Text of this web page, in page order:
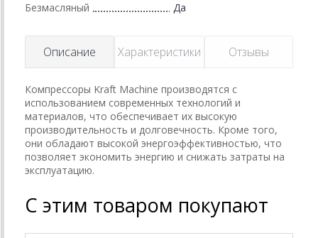
Безмасляный Да
Описание Характеристики Отзывы
Компрессоры Kraft Machine производятся с
использованием современных технологий и
материалов, что обеспечивает их высокую
производительность и долговечность. Кроме того,
они обладают высокой энергоэффективностью, что
позволяет экономить энергию и снижать затраты на
эксплуатацию.
С этим товаром покупают